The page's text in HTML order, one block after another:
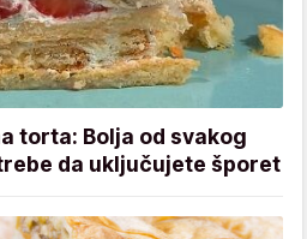
torta: Bolja od svakog
da uključujete šporet